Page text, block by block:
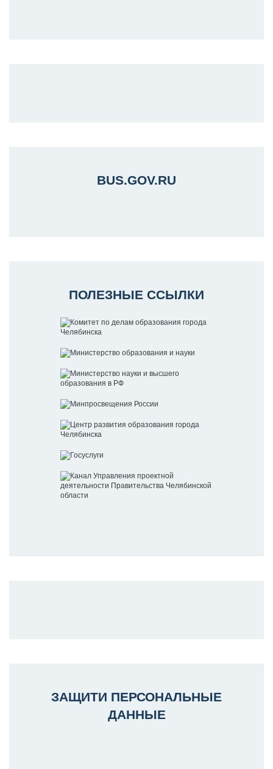
BUS.GOV.RU
ПОЛЕЗНЫЕ ССЫЛКИ
ЗАЩИТИ ПЕРСОНАЛЬНЫЕ
ДАННЫЕ